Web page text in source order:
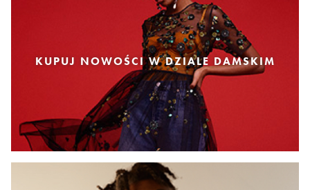
KUPUJ NOWOŚCI W DZIALE DAMSKIM